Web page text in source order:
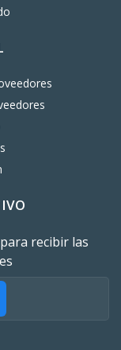
recibir las